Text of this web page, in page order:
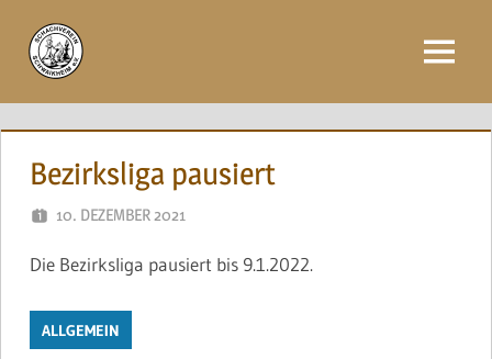
Inhalt
springen
Menü
Bezirksliga pausiert
10. DEZEMBER 2021
Die Bezirksliga pausiert bis 9.1.2022.
ALLGEMEIN